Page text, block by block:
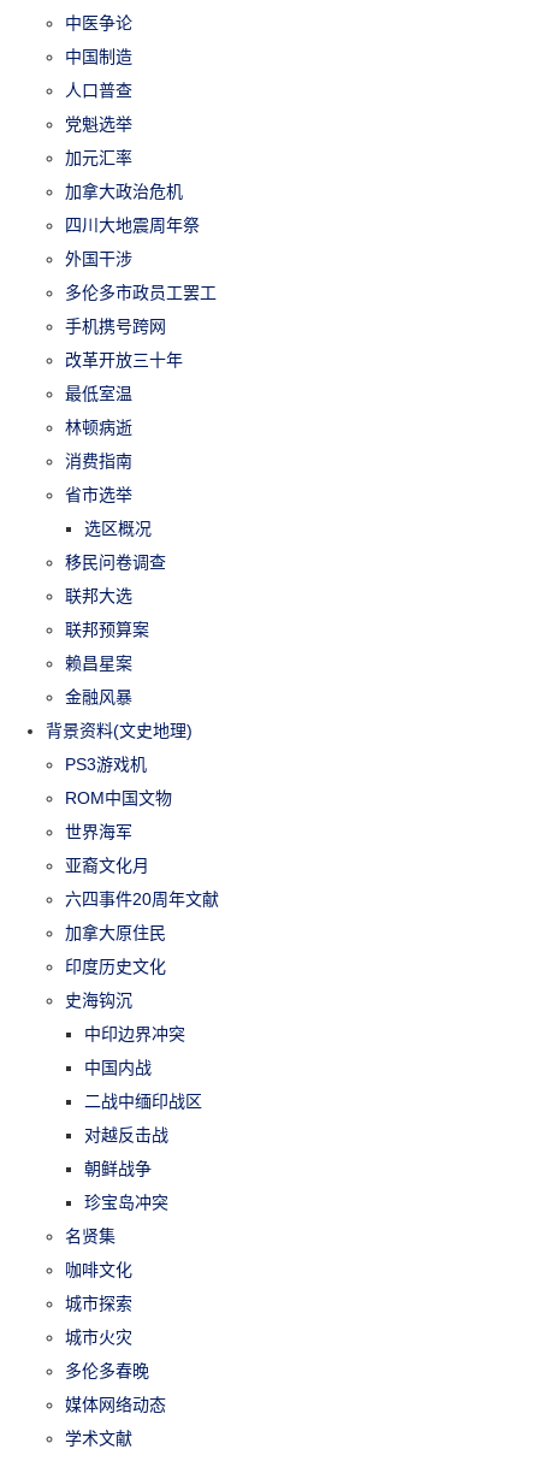
中医争论
中国制造
人口普查
党魁选举
加元汇率
加拿大政治危机
四川大地震周年祭
外国干涉
多伦多市政员工罢工
手机携号跨网
改革开放三十年
最低室温
林顿病逝
消费指南
省市选举
选区概况
移民问卷调查
联邦大选
联邦预算案
赖昌星案
金融风暴
背景资料(文史地理)
PS3游戏机
ROM中国文物
世界海军
亚裔文化月
六四事件20周年文献
加拿大原住民
印度历史文化
史海钩沉
中印边界冲突
中国内战
二战中缅印战区
对越反击战
朝鲜战争
珍宝岛冲突
名贤集
咖啡文化
城市探索
城市火灾
多伦多春晚
媒体网络动态
学术文献